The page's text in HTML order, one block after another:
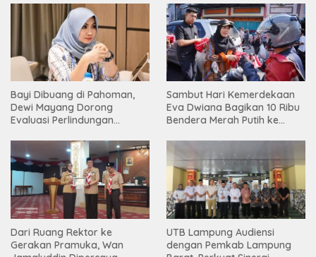
Bayi Dibuang di Pahoman,
Dewi Mayang Dorong
Evaluasi Perlindungan
Sambut Hari Kemerdekaan
Eva Dwiana Bagikan 10 Ribu
Bendera Merah Putih ke
Dari Ruang Rektor ke
Gerakan Pramuka, Wan
UTB Lampung Audiensi
dengan Pemkab Lampung